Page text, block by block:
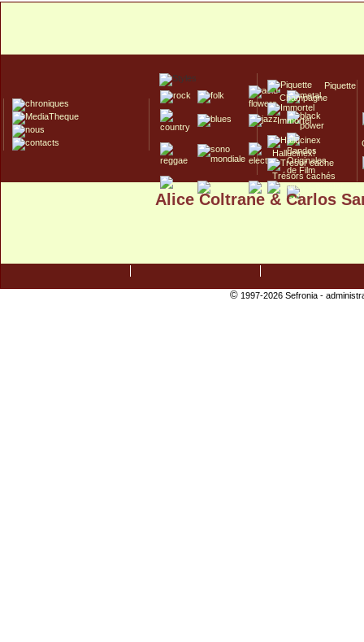
Piquette
Champagne
Immortel
Hallucinex!
Trésors cachés
Culte/Collector
Alice Coltrane & Carlos
©1997-2026 Sefronia -